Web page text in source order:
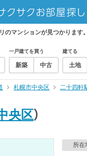
マンションが見つかります。
一戸建てを買う
新築 中古
建てる
土地
札幌市中央区 二十四軒
央区）
所在